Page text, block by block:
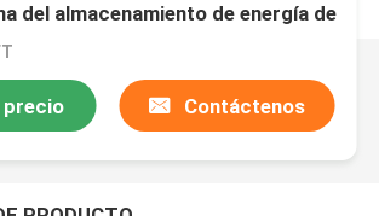
del almacenamiento de energía de
precio Contáctenos